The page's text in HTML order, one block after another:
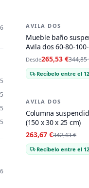
6
5
5
5
5
6
-23%
AVILA DOS
Mueble baño
Avila dos 60-80-
Desde265,53 €344,85
Recíbelo entre el
-23 %
AVILA DOS
Columna
(150 x 30 x 25 cm)
263,67 €342,43 €
Recíbelo entre el